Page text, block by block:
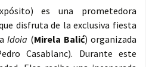
es una prometedora
disfruta de la exclusiva fiesta
Idoia (Mirela Balić) organizada
Casablanc). Durante este